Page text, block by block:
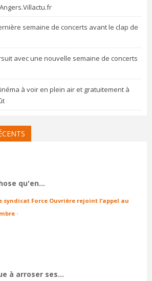
semaine de concerts avant le clap de
avec une nouvelle semaine de concerts
à voir en plein air et gratuitement à
qu'en…
syndicat Force Ouvrière rejoint l’appel au
·
à arroser ses…